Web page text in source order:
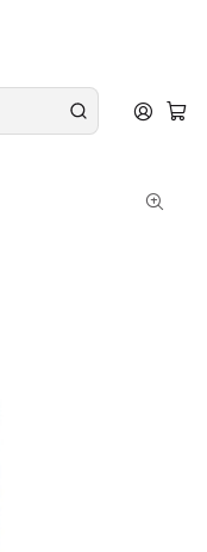
de
Lamelas
Douro 50cl